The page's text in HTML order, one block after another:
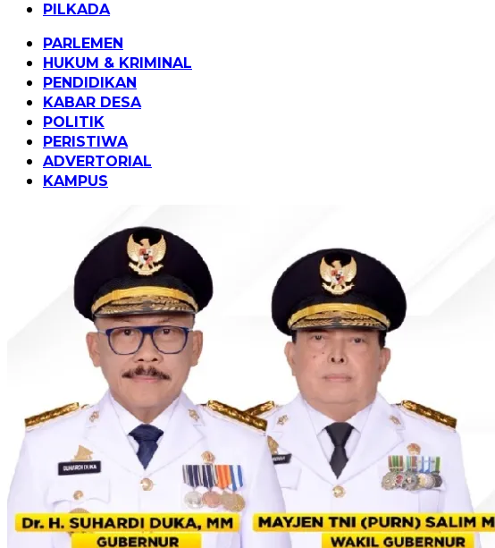
PILKADA
PARLEMEN
HUKUM & KRIMINAL
PENDIDIKAN
KABAR DESA
POLITIK
PERISTIWA
ADVERTORIAL
KAMPUS